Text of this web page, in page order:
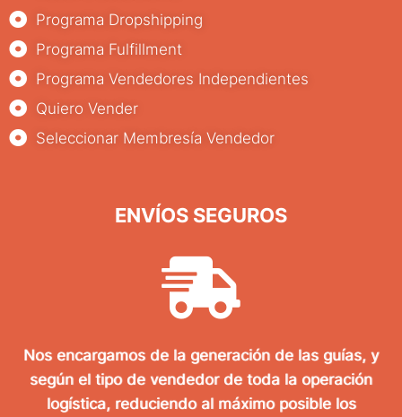
Programa Dropshipping
Programa Fulfillment
Programa Vendedores Independientes
Quiero Vender
Seleccionar Membresía Vendedor
ENVÍOS SEGUROS
Nos encargamos de la generación de las guías, y
según el tipo de vendedor de toda la operación
logística, reduciendo al máximo posible los